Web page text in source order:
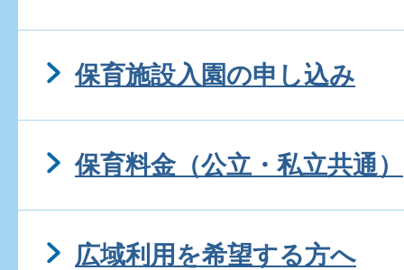
保育施設入園の申し込み
保育料金（公立・私立共通）
広域利用を希望する方へ